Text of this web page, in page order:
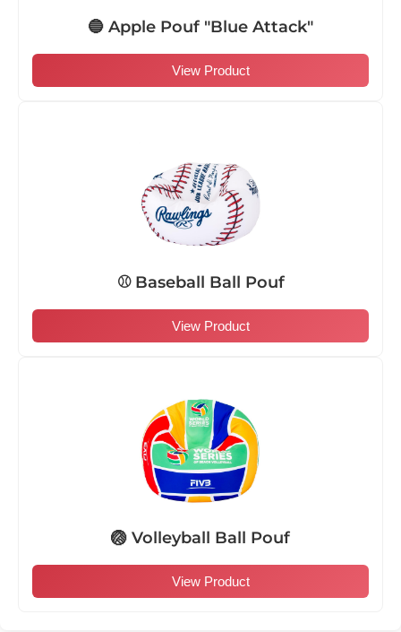
🔵 Apple Pouf "Blue Attack"
View Product
⚾ Baseball Ball Pouf
View Product
🏐 Volleyball Ball Pouf
View Product